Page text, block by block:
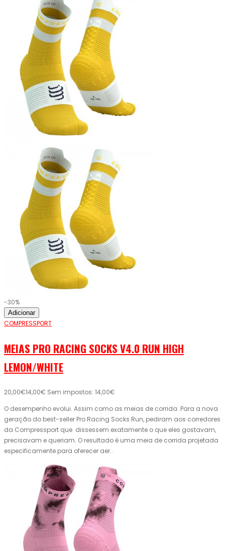
-30%
Adicionar
COMPRESSPORT
MEIAS PRO RACING SOCKS V4.0 RUN HIGH
LEMON/WHITE
20,00€14,00€ Sem impostos: 14,00€
O desempenho evolui. Assim como as meias de corrida. Para a nova
geração do best-seller Pro Racing Socks Run, pediram aos corredores
da Compressport que dissessem exatamente o que eles gostavam,
precisavam e queriam. O resultado é uma meia de corrida projetada
especificamente para oferecer aer..